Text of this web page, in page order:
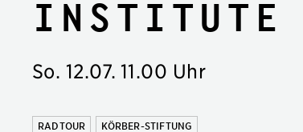
Institute
So. 12.07. 11.00 Uhr
RADTOUR KÖRBER-STIFTUNG